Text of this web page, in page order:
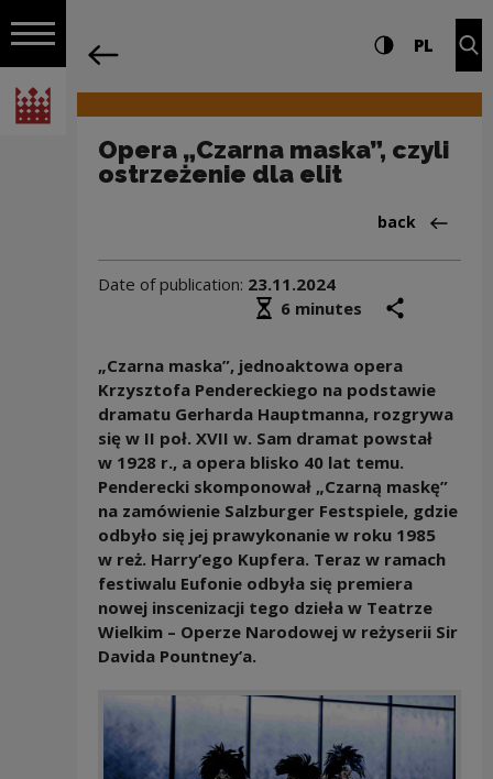
Open navigation
National Centre for Culture Poland
Navigation Settings and search
High contrast
PL
Opera „Czarna maska”, czyli
ostrzeżenie dla elit
Back to:News
back
Date of publication: 23.11.2024
Średni czas czytania
6 minutes
„Czarna maska”, jednoaktowa opera
Krzysztofa Pendereckiego na podstawie
dramatu Gerharda Hauptmanna, rozgrywa
się w II poł. XVII w. Sam dramat powstał
w 1928 r., a opera blisko 40 lat temu.
Penderecki skomponował „Czarną maskę”
na zamówienie Salzburger Festspiele, gdzie
odbyło się jej prawykonanie w roku 1985
w reż. Harry’ego Kupfera. Teraz w ramach
festiwalu Eufonie odbyła się premiera
nowej inscenizacji tego dzieła w Teatrze
Wielkim – Operze Narodowej w reżyserii Sir
Davida Pountney’a.